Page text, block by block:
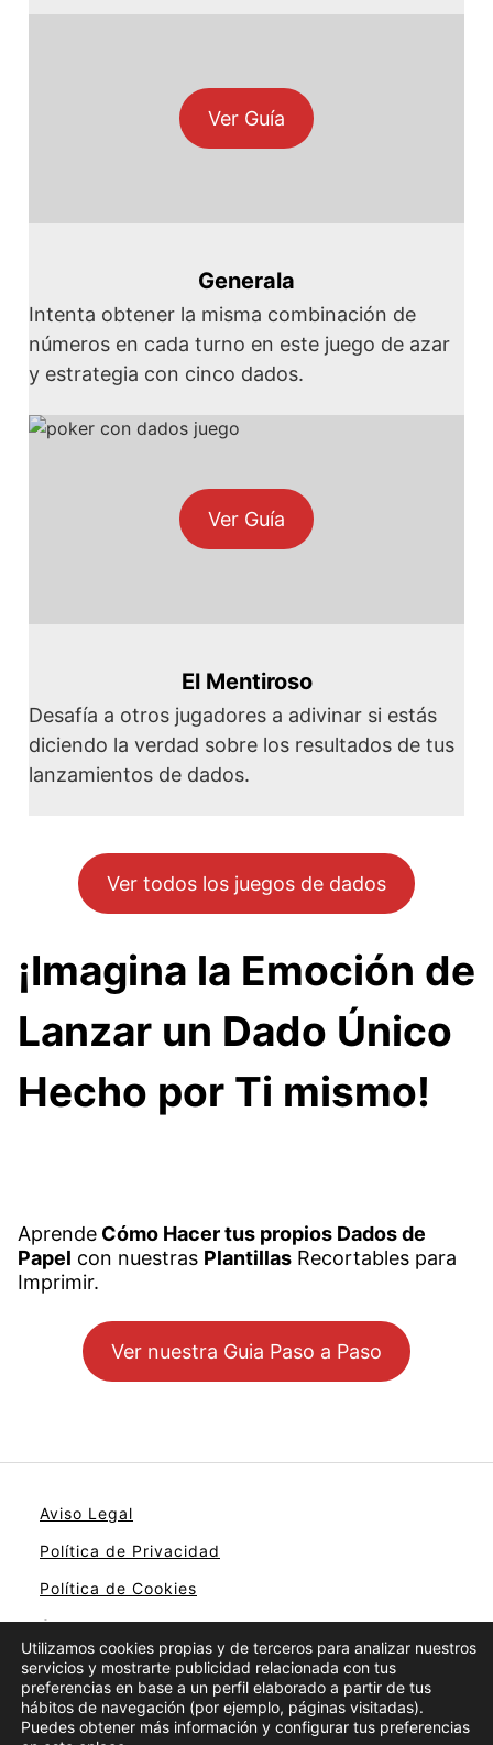
Ver Guía
Generala
Intenta obtener la misma combinación de
números en cada turno en este juego de azar
y estrategia con cinco dados.
Ver Guía
El Mentiroso
Desafía a otros jugadores a adivinar si estás
diciendo la verdad sobre los resultados de tus
lanzamientos de dados.
Ver todos los juegos de dados
¡Imagina la Emoción de
Lanzar un Dado Único
Hecho por Ti mismo!
Aprende Cómo Hacer tus propios Dados de
Papel con nuestras Plantillas Recortables para
Imprimir.
Ver nuestra Guia Paso a Paso
Aviso Legal
Política de Privacidad
Política de Cookies
Contacto
Utilizamos cookies propias y de terceros para analizar nuestros
servicios y mostrarte publicidad relacionada con tus
preferencias en base a un perfil elaborado a partir de tus
hábitos de navegación (por ejemplo, páginas visitadas).
Puedes obtener más información y configurar tus preferencias